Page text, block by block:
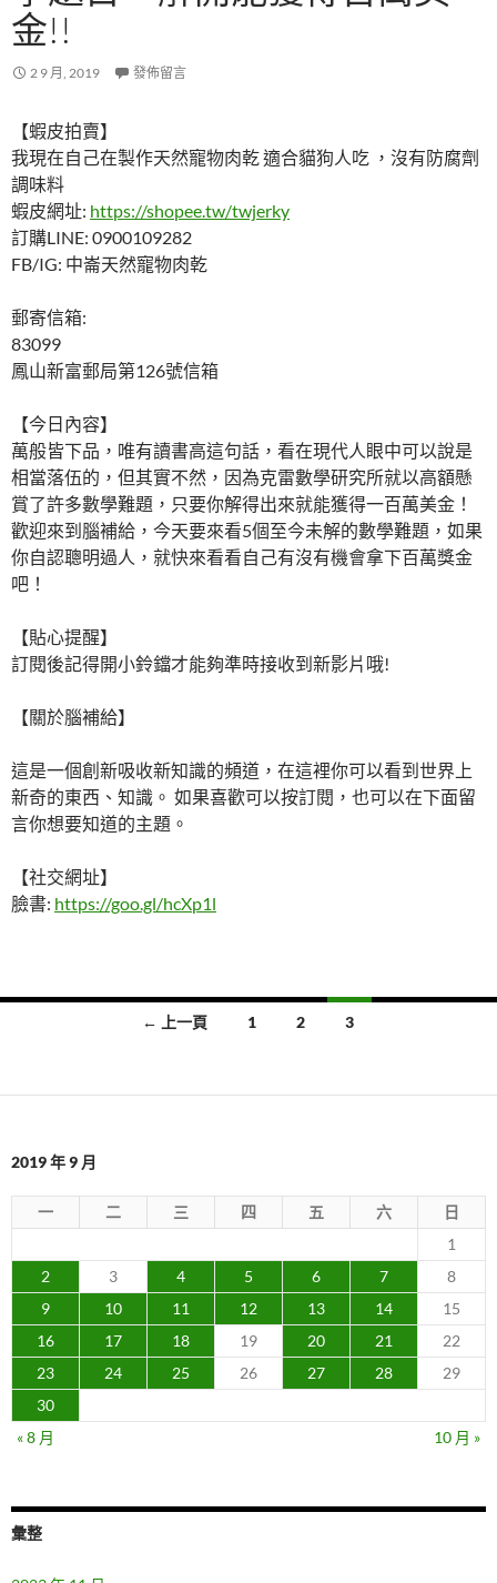
金!!
2 9 月, 2019 發佈留言
【蝦皮拍賣】
我現在自己在製作天然寵物肉乾 適合貓狗人吃 ，沒有防腐劑
調味料
蝦皮網址: https://shopee.tw/twjerky
訂購LINE: 0900109282
FB/IG: 中崙天然寵物肉乾
郵寄信箱:
83099
鳳山新富郵局第126號信箱
【今日內容】
萬般皆下品，唯有讀書高這句話，看在現代人眼中可以說是
相當落伍的，但其實不然，因為克雷數學研究所就以高額懸
賞了許多數學難題，只要你解得出來就能獲得一百萬美金！
歡迎來到腦補給，今天要來看5個至今未解的數學難題，如果
你自認聰明過人，就快來看看自己有沒有機會拿下百萬獎金
吧！
【貼心提醒】
訂閱後記得開小鈴鐺才能夠準時接收到新影片哦!
【關於腦補給】
這是一個創新吸收新知識的頻道，在這裡你可以看到世界上
新奇的東西、知識。 如果喜歡可以按訂閱，也可以在下面留
言你想要知道的主題。
【社交網址】
臉書: https://goo.gl/hcXp1l
導
← 上一頁 1 2 3
2019 年 9 月
一 二 三 四 五 六
日
1
2
3 4 5 6 7
8
9
10 11 12 13 14
15
16
17 18 19 20 21
22
23
24 25 26 27 28
29
30
« 8 月
10 月 »
彙整